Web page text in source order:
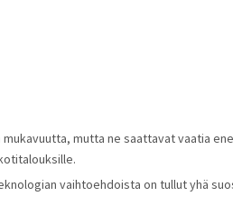
mutta ne saattavat vaatia
vaihtoehdoista on tullut yhä